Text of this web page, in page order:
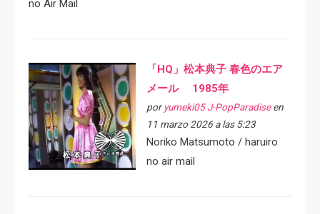
no Air Mail
「HQ」松本典子 春色のエア
メール 1985年
por yumeki05 J-PopParadiseen
11 marzo 2026 a las 5:23
Noriko Matsumoto / haruiro
no air mail